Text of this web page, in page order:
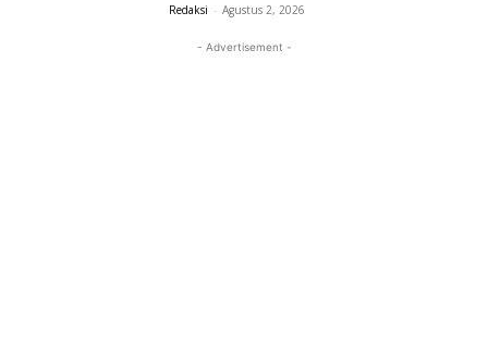
Redaksi - Agustus 2, 2026
- Advertisement -